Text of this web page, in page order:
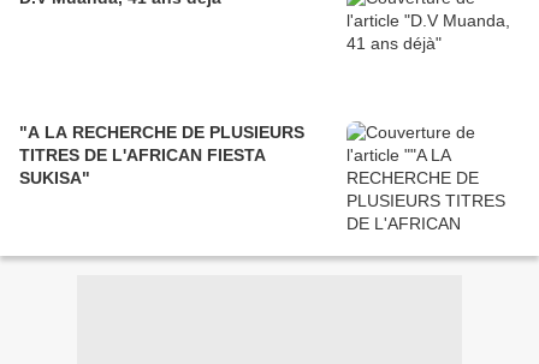
"A LA RECHERCHE DE PLUSIEURS
TITRES DE L'AFRICAN FIESTA
SUKISA"